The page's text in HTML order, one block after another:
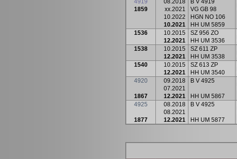
4919
1859
08.2018
xx.2021
10.2022
10.2021
B V 4919
VG GB 98
HGN NO 106
HH UM 5859
1536
10.2015
12.2021
SZ 956 ZO
HH UM 3536
1538
10.2015
12.2021
SZ 611 ZP
HH UM 3538
1540
10.2015
12.2021
SZ 613 ZP
HH UM 3540
4920
1867
09.2018
07.2021
12.2021
B V 4925
HH UM 5867
4925
1877
08.2018
08.2021
12.2021
B V 4925
HH UM 5877